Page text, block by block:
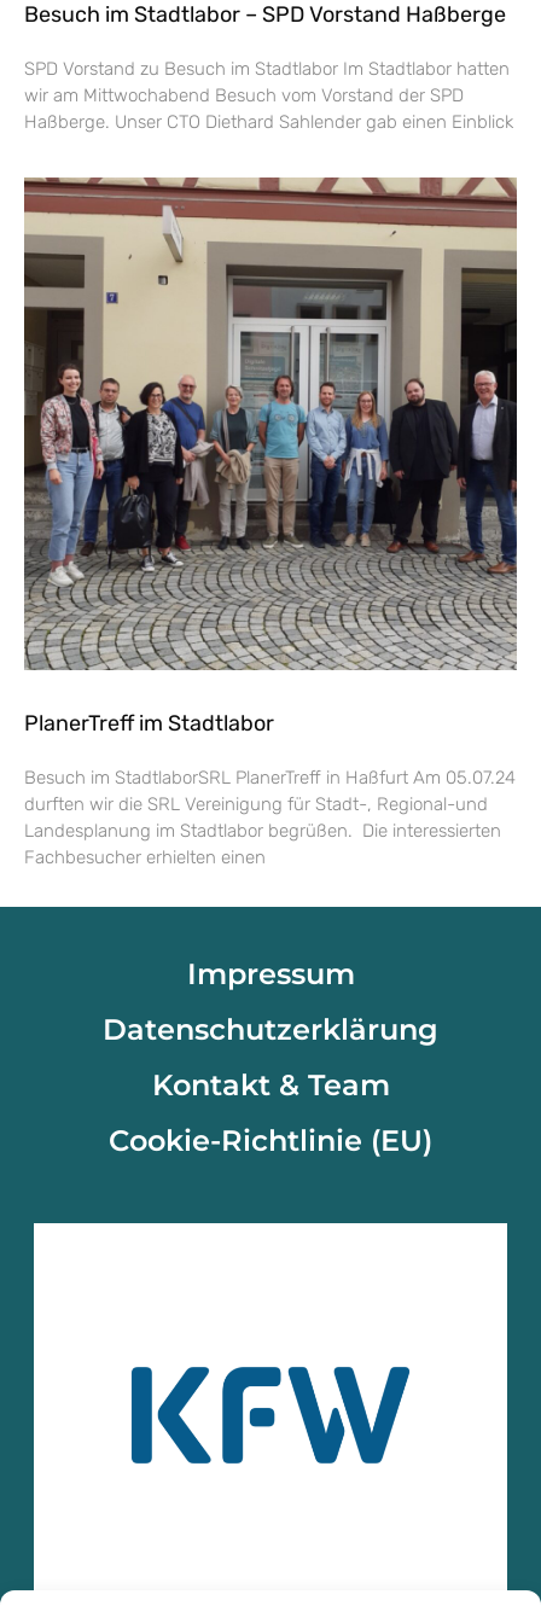
Besuch im Stadtlabor – SPD Vorstand Haßberge
SPD Vorstand zu Besuch im Stadtlabor Im Stadtlabor hatten
wir am Mittwochabend Besuch vom Vorstand der SPD
Haßberge. Unser CTO Diethard Sahlender gab einen Einblick
PlanerTreff im Stadtlabor
Besuch im StadtlaborSRL PlanerTreff in Haßfurt Am 05.07.24
durften wir die SRL Vereinigung für Stadt-, Regional-und
Landesplanung im Stadtlabor begrüßen. Die interessierten
Fachbesucher erhielten einen
Impressum
Datenschutzerklärung
Kontakt & Team
Cookie-Richtlinie (EU)